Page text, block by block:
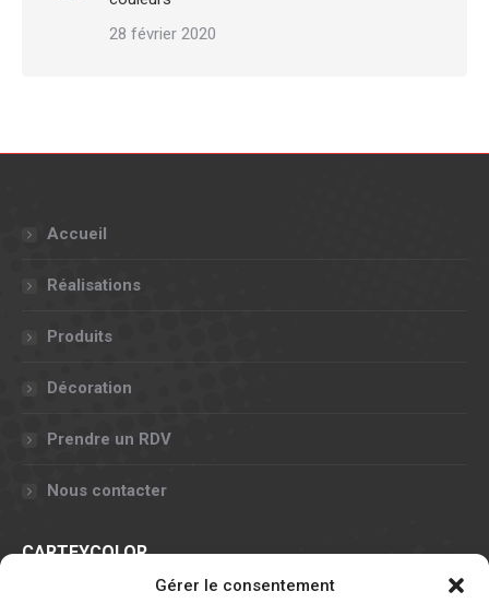
Gérer le consentement
28 février 2020
Accueil
Réalisations
Produits
Décoration
Prendre un RDV
Nous contacter
CARTEYCOLOR
11, rue Claude Chappe - 57070 METZ